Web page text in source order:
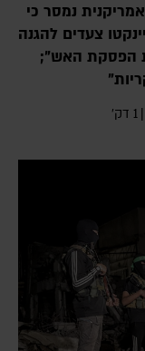
נמסר כי
צעדים להגנה
הפסקת האש";
| 1 דק׳